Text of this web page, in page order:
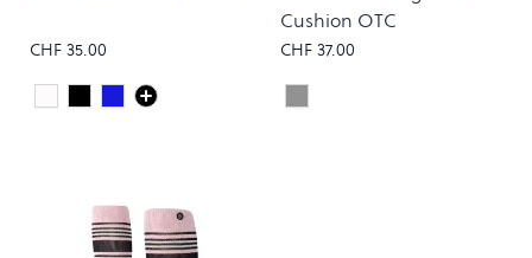
CHF 35.00
Colour
Glacier
BlackBurnt Sage
Cushion OTC
CHF 37.00
Colour
Charcoal